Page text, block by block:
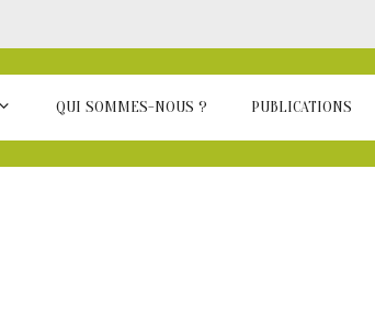
QUI SOMMES-NOUS ? PUBLICATIONS